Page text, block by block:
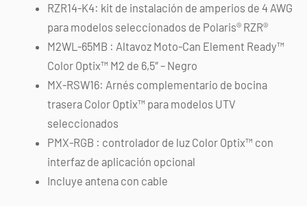
RZR14-K4: kit de instalación de amperios de 4 AWG
para modelos seleccionados de Polaris® RZR®
M2WL-65MB : Altavoz Moto-Can Element Ready™
Color Optix™ M2 de 6,5″ – Negro
MX-RSW16: Arnés complementario de bocina
trasera Color Optix™ para modelos UTV
seleccionados
PMX-RGB : controlador de luz Color Optix™ con
interfaz de aplicación opcional
Incluye antena con cable